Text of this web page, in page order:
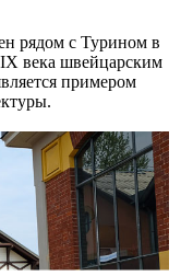
рядом с Турином в
века швейцарским
примером